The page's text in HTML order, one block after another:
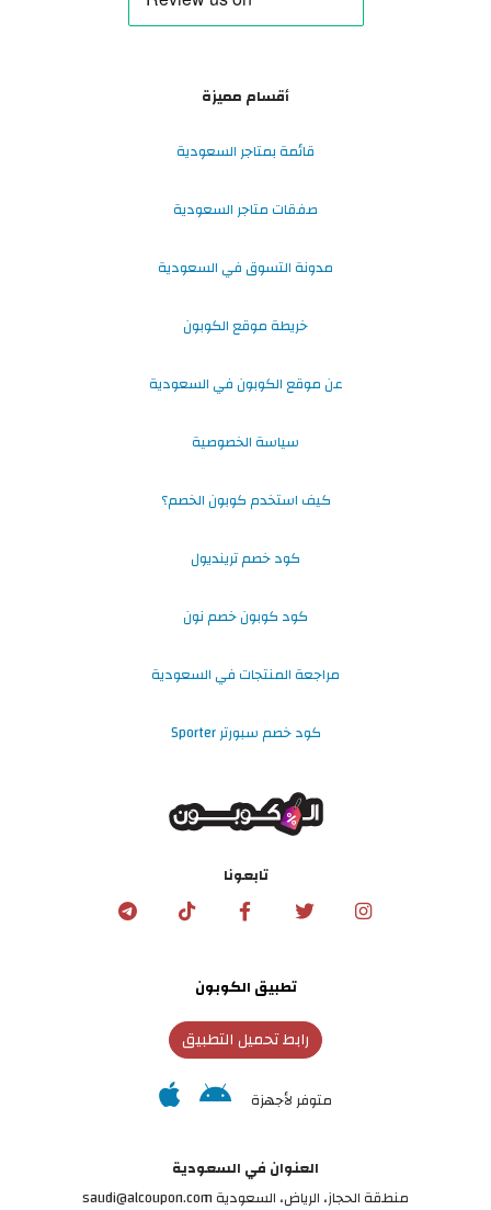
أقسام مميزة
قائمة بمتاجر السعودية
صفقات متاجر السعودية
مدونة التسوق في السعودية
خريطة موقع الكوبون
عن موقع الكوبون في السعودية
سياسة الخصوصية
كيف استخدم كوبون الخصم؟
كود خصم ترينديول
كود كوبون خصم نون
مراجعة المنتجات في السعودية
كود خصم سبورتر Sporter
تابعونا
تطبيق الكوبون
رابط تحميل التطبيق
متوفر لأجهزة
العنوان في السعودية
منطقة الحجاز، الرياض، السعودية saudi@alcoupon.com